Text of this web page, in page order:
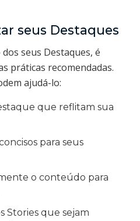
seus Destaques
seus Destaques, é
práticas recomendadas.
ajudá-lo:
que reflitam sua
para seus
o conteúdo para
Stories que sejam